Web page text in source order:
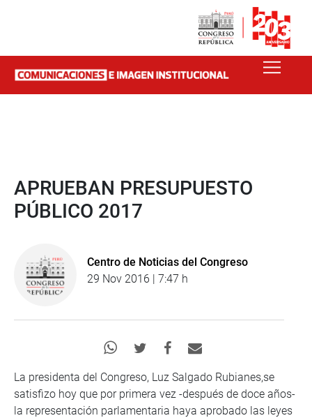
APRUEBAN PRESUPUESTO
PÚBLICO 2017
Centro de Noticias del Congreso
29 Nov 2016 | 7:47 h
La presidenta del Congreso, Luz Salgado Rubianes,se
satisfizo hoy que por primera vez -después de doce años-
la representación parlamentaria haya aprobado las leyes